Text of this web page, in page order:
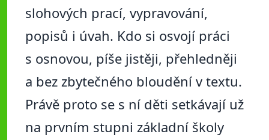
slohových prací, vypravování,
popisů i úvah. Kdo si osvojí práci
s osnovou, píše jistěji, přehledněji
a bez zbytečného bloudění v textu.
Právě proto se s ní děti setkávají už
na prvním stupni základní školy